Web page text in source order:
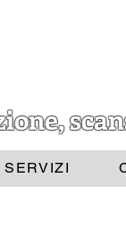
SERVIZI